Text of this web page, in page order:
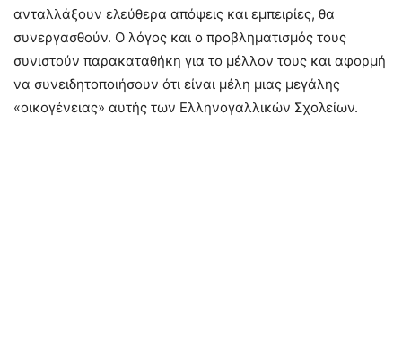
ανταλλάξουν ελεύθερα απόψεις και εμπειρίες, θα
συνεργασθούν. Ο λόγος και ο προβληματισμός τους
συνιστούν παρακαταθήκη για το μέλλον τους και αφορμή
να συνειδητοποιήσουν ότι είναι μέλη μιας μεγάλης
«οικογένειας» αυτής των Ελληνογαλλικών Σχολείων.